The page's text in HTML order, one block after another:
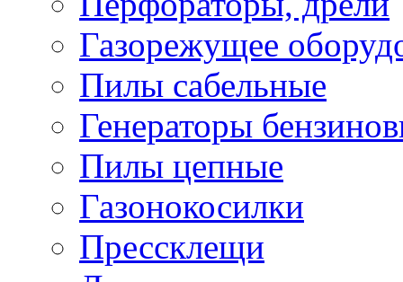
Газорежущее
Пилы сабельные
Генераторы
Пилы цепные
Газонокосилки
Прессклещи